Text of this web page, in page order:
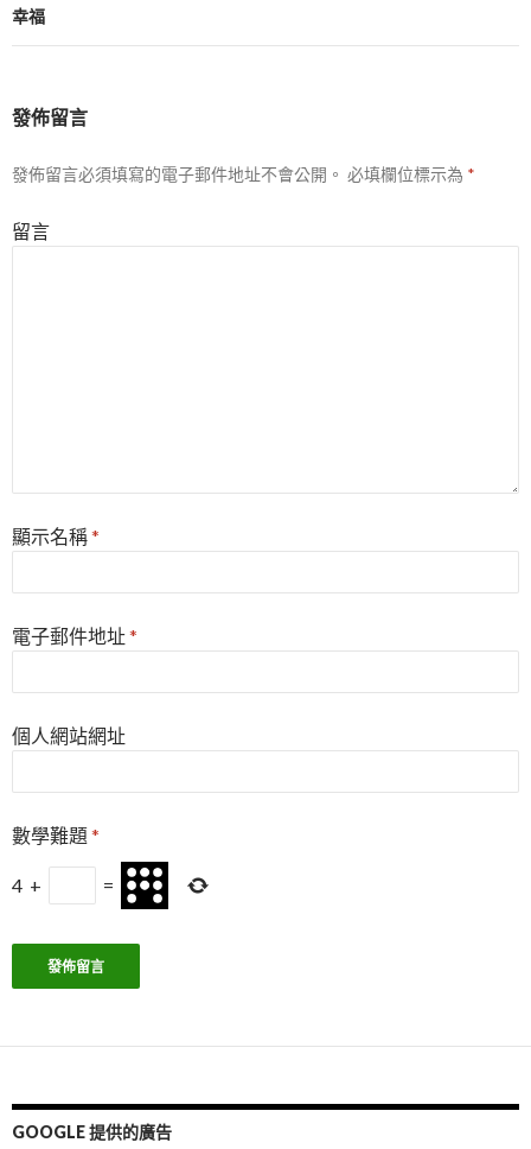
導
列
幸福
發佈留言
發佈留言必須填寫的電子郵件地址不會公開。 必填欄位標示為 *
留言
顯示名稱*
電子郵件地址*
個人網站網址
數學難題*
4 + =
GOOGLE 提供的廣告